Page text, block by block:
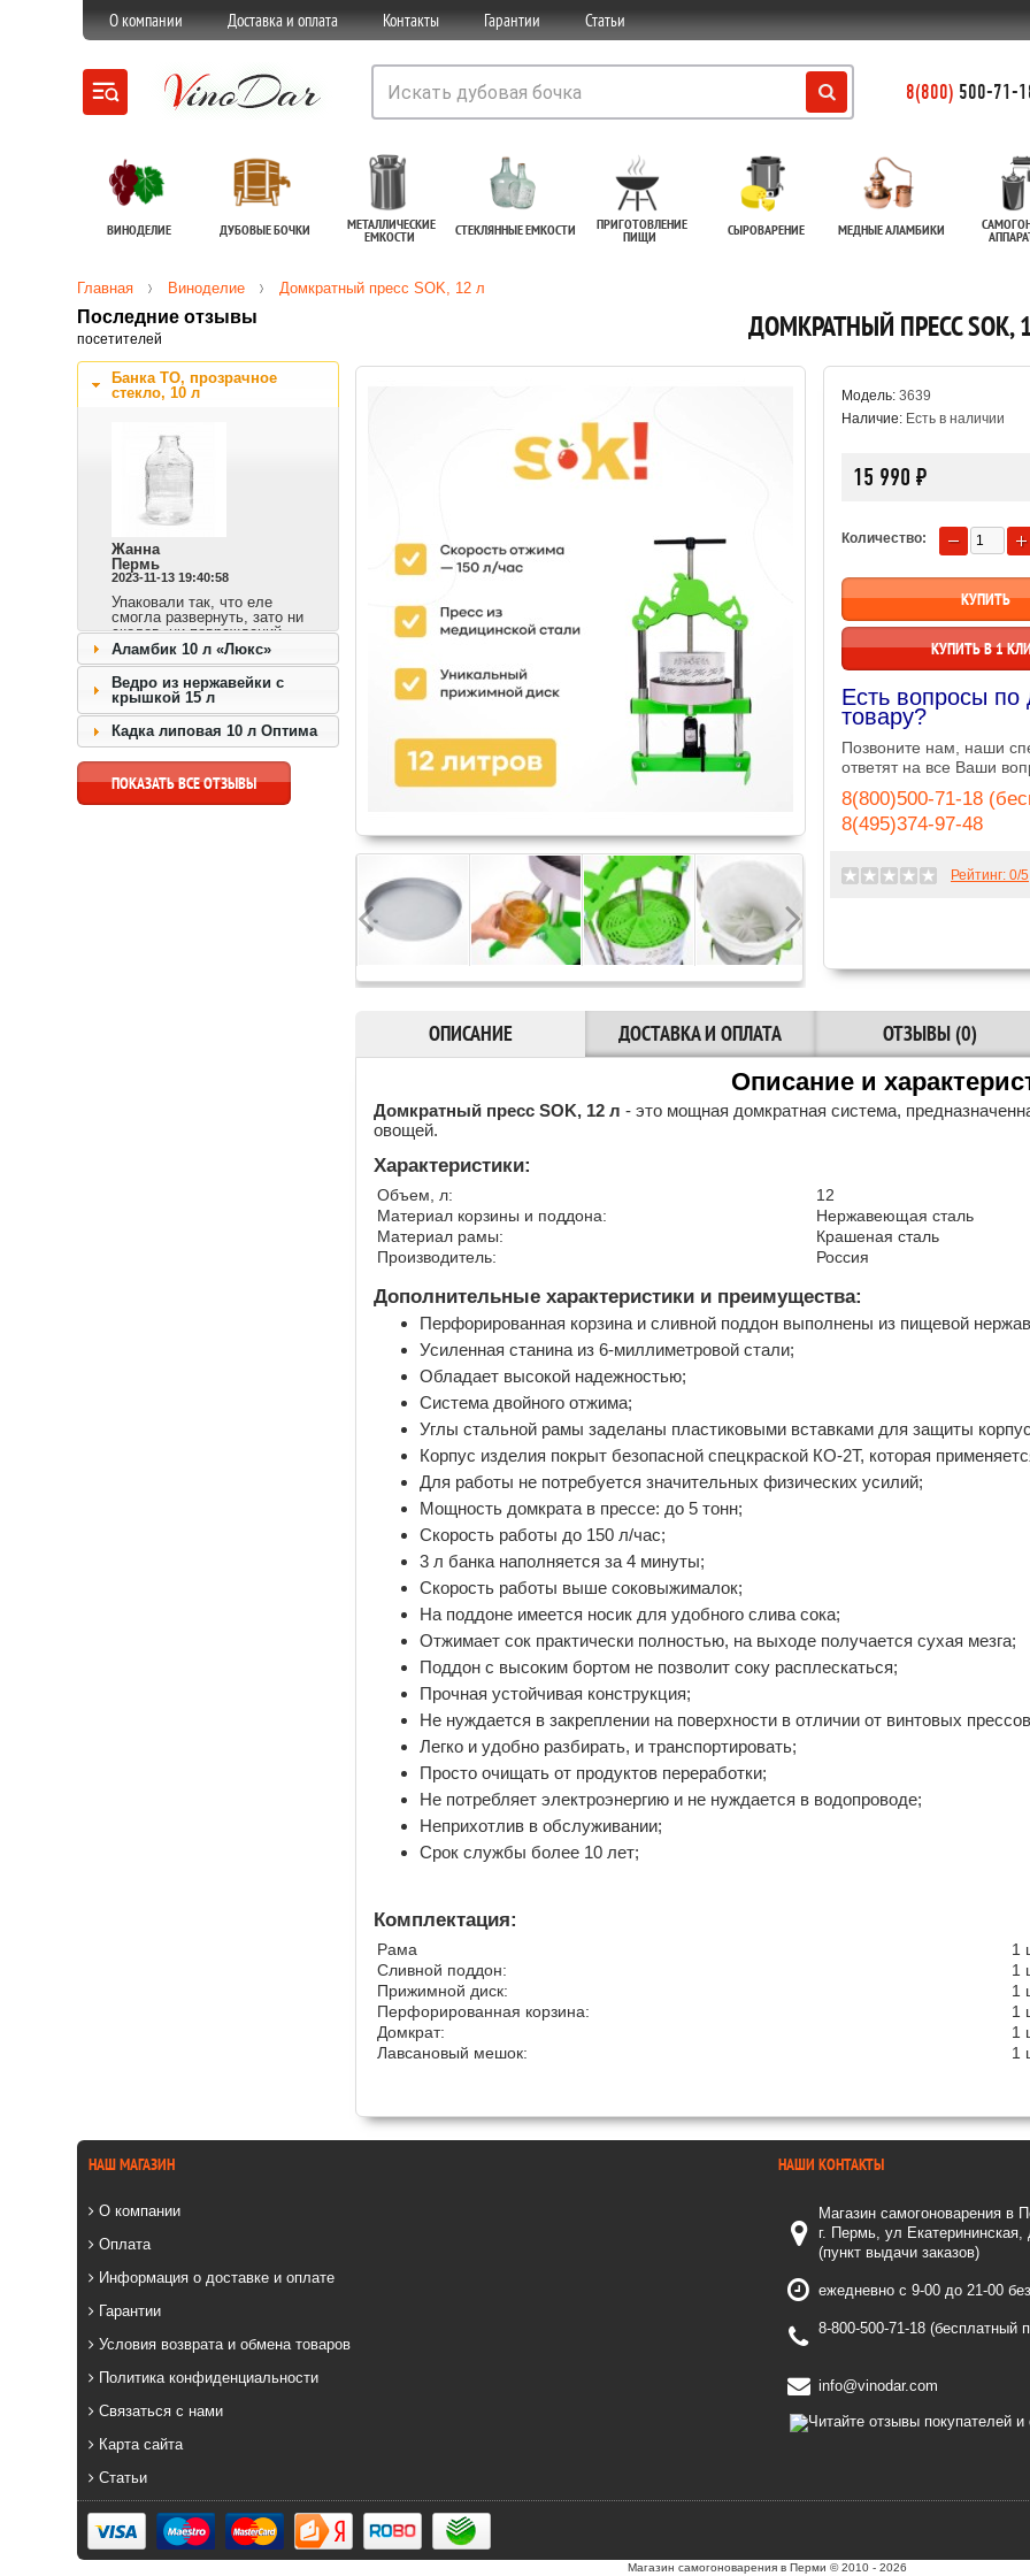
О компании Доставка и оплата Контакты Гарантии Статьи
8(800) 500-71-
ВИНОДЕЛИЕ ДУБОВЫЕ БОЧКИ МЕТАЛЛИЧЕСКИЕ
ЕМКОСТИ СТЕКЛЯННЫЕ ЕМКОСТИ ПРИГОТОВЛЕНИЕ
ПИЩИ СЫРОВАРЕНИЕ МЕДНЫЕ АЛАМБИКИ
Главная Виноделие Домкратный пресс SOK, 12 л
Последние отзывы
посетителей
Банка ТО, прозрачное
стекло, 10 л
Жанна
Пермь
2023-11-13 19:40:58
Упаковали так, что еле
смогла развернуть, зато ни
сколов, ни повреждений.
Сразу видно,
ответственный продавец и
доставка быстрая.
перейти к товару >>
Аламбик 10 л «Люкс»
Ведро из нержавейки с
крышкой 15 л
Кадка липовая 10 л Оптима
ПОКАЗАТЬ ВСЕ ОТЗЫВЫ
ДОМКРАТНЫЙ ПРЕСС SOK,
Модель: 3639
Наличие: Есть в наличии
15 990 ₽
Количество:
КУПИТЬ В 1
Есть вопросы по
товару?
Позвоните нам, наши
ответят на все Ваши
8(800)500-71-18
8(495)374-97-48
Рейтинг: 0/5
ОПИСАНИЕ ДОСТАВКА И ОПЛАТА ОТЗЫВЫ (0)
Описание и
Домкратный пресс SOK, 12 л - это мощная домкратная система,
овощей.
Характеристики:
Объем, л:
12
Материал корзины и поддона:
Нержавеющая сталь
Материал рамы:
Крашеная сталь
Производитель:
Россия
Дополнительные характеристики и преимущества:
Перфорированная корзина и сливной поддон выполнены из пищевой
Усиленная станина из 6-миллиметровой стали;
Обладает высокой надежностью;
Система двойного отжима;
Углы стальной рамы заделаны пластиковыми вставками для защиты
Корпус изделия покрыт безопасной спецкраской КО-2Т, которая
Для работы не потребуется значительных физических усилий;
Мощность домкрата в прессе: до 5 тонн;
Скорость работы до 150 л/час;
3 л банка наполняется за 4 минуты;
Скорость работы выше соковыжималок;
На поддоне имеется носик для удобного слива сока;
Отжимает сок практически полностью, на выходе получается сухая мезга;
Поддон с высоким бортом не позволит соку расплескаться;
Прочная устойчивая конструкция;
Не нуждается в закреплении на поверхности в отличии от винтовых
Легко и удобно разбирать, и транспортировать;
Просто очищать от продуктов переработки;
Не потребляет электроэнергию и не нуждается в водопроводе;
Неприхотлив в обслуживании;
Срок службы более 10 лет;
Комплектация:
Рама
1
Сливной поддон:
1
Прижимной диск:
1
Перфорированная корзина:
1
Домкрат:
1
Лавсановый мешок:
1
НАШ МАГАЗИН
О компании
Оплата
Информация о доставке и оплате
Гарантии
Условия возврата и обмена товаров
Политика конфиденциальности
Связаться с нами
Карта сайта
Статьи
НАШИ КОНТАКТЫ
Магазин самогоноварения в
г. Пермь, ул Екатерининская,
(пункт выдачи заказов)
ежедневно с 9-00 до 21-00
8-800-500-71-18 (бесплатный
info@vinodar.com
Магазин самогоноварения в Перми © 2010 - 2026